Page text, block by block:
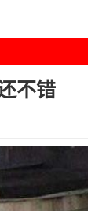
不错